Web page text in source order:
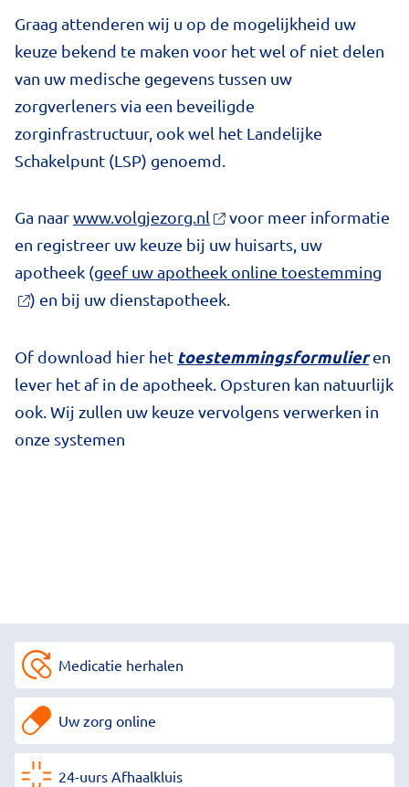
Graag attenderen wij u op de mogelijkheid uw
keuze bekend te maken voor het wel of niet delen
van uw medische gegevens tussen uw
zorgverleners via een beveiligde
zorginfrastructuur, ook wel het Landelijke
Schakelpunt (LSP) genoemd.
Ga naarwww.volgjezorg.nl
voor meer informatie
en registreer uw keuze bij uw huisarts, uw
apotheek (geef uw apotheek online toestemming
) en bij uw dienstapotheek.
Of download hier het toestemmingsformulieren
lever het af in de apotheek. Opsturen kan natuurlijk
ook. Wij zullen uw keuze vervolgens verwerken in
onze systemen
Medicatie herhalen
Uw zorg online
24-uurs Afhaalkluis